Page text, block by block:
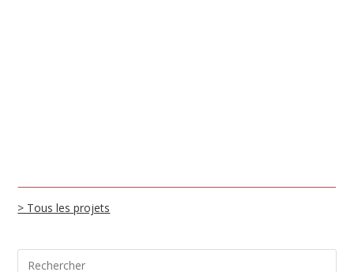
> Tous les projets